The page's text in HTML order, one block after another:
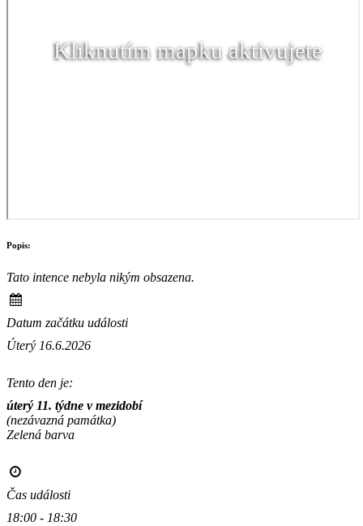
Kliknutím mapku aktivujete
Popis:
Tato intence nebyla nikým obsazena.
Datum začátku události
Úterý 16.6.2026
Tento den je:
úterý 11. týdne v mezidobí
(nezávazná památka)
Zelená barva
Čas události
18:00 - 18:30